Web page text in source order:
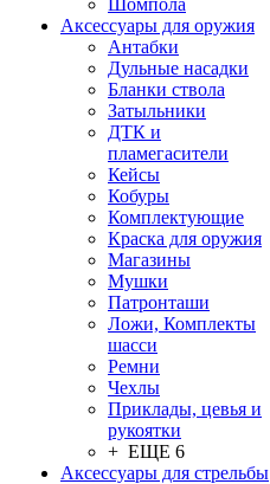
Шомпола
Аксессуары для оружия
Антабки
Дульные насадки
Бланки ствола
Затыльники
ДТК и
пламегасители
Кейсы
Кобуры
Комплектующие
Краска для оружия
Магазины
Мушки
Патронташи
Ложи, Комплекты
шасси
Ремни
Чехлы
Приклады, цевья и
рукоятки
+ ЕЩЕ 6
Аксессуары для стрельбы